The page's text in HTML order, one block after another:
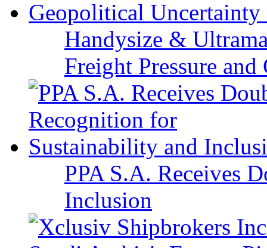
Handysize &
Freight Pressure
PPA S.A. Receives
Inclusion